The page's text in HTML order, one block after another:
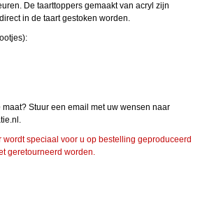
De taarttoppers gemaakt van acryl zijn
in de taart gestoken worden.
Stuur een email met uw wensen naar
wordt speciaal voor u op bestelling geproduceerd
geretourneerd worden.